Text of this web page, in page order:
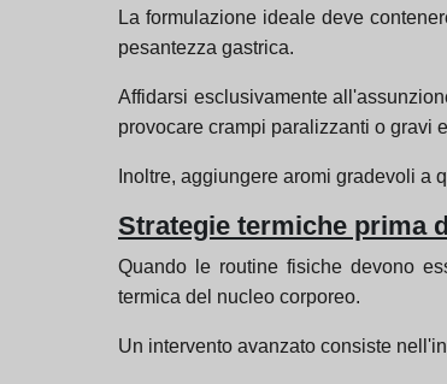
La formulazione ideale deve
pesantezza gastrica.
Affidarsi esclusivamente
provocare crampi paralizzanti o gravi
Inoltre, aggiungere aromi gradevoli
Strategie termiche prima
Quando le routine fisiche devono
termica del nucleo corporeo.
Un intervento avanzato consiste